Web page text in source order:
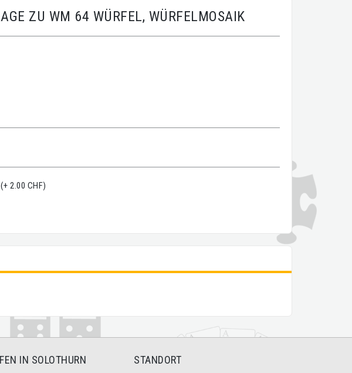
ZU WM 64 WÜRFEL, WÜRFELMOSAIK
2.00 CHF)
IN SOLOTHURN STANDORT